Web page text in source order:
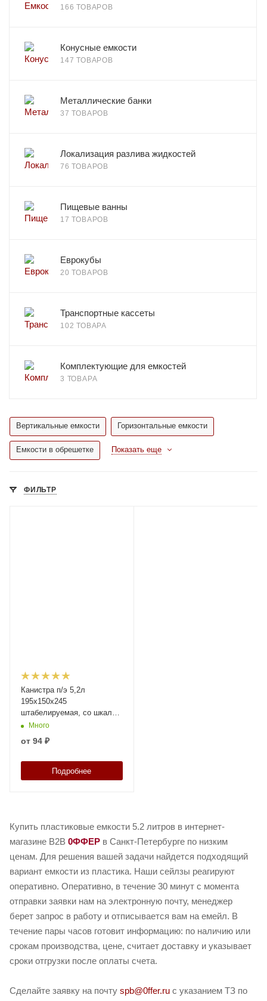
166 ТОВАРОВ
Конусные емкости
147 ТОВАРОВ
Металлические банки
37 ТОВАРОВ
Локализация разлива жидкостей
76 ТОВАРОВ
Пищевые ванны
17 ТОВАРОВ
Еврокубы
20 ТОВАРОВ
Транспортные кассеты
102 ТОВАРА
Комплектующие для емкостей
3 ТОВАРА
Вертикальные емкости Горизонтальные емкости
Емкости в обрешетке Показать еще
ФИЛЬТР
Канистра п/э 5,2л
195х150х245
штабелируемая, со шкалой
уровня, с пробкой, код:
Много
от 94 ₽
Подробнее
Купить пластиковые емкости 5.2 литров в интернет-
магазине B2B 0ФФЕР в Санкт-Петербурге по низким
ценам. Для решения вашей задачи найдется подходящий
вариант емкости из пластика. Наши сейлзы реагируют
оперативно. Оперативно, в течение 30 минут с момента
отправки заявки нам на электронную почту, менеджер
берет запрос в работу и отписывается вам на емейл. В
течение пары часов готовит информацию: по наличию или
срокам производства, цене, считает доставку и указывает
сроки отгрузки после оплаты счета.
Сделайте заявку на почту spb@0ffer.ru с указанием ТЗ по